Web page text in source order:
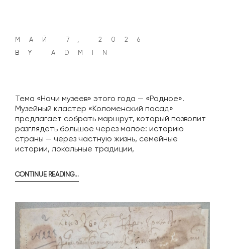
МАЙ 7, 2026
BY ADMIN
Тема «Ночи музеев» этого года — «Родное».
Музейный кластер «Коломенский посад»
предлагает собрать маршрут, который позволит
разглядеть большое через малое: историю
страны — через частную жизнь, семейные
истории, локальные традиции,
CONTINUE READING…
ПОСАДЕ